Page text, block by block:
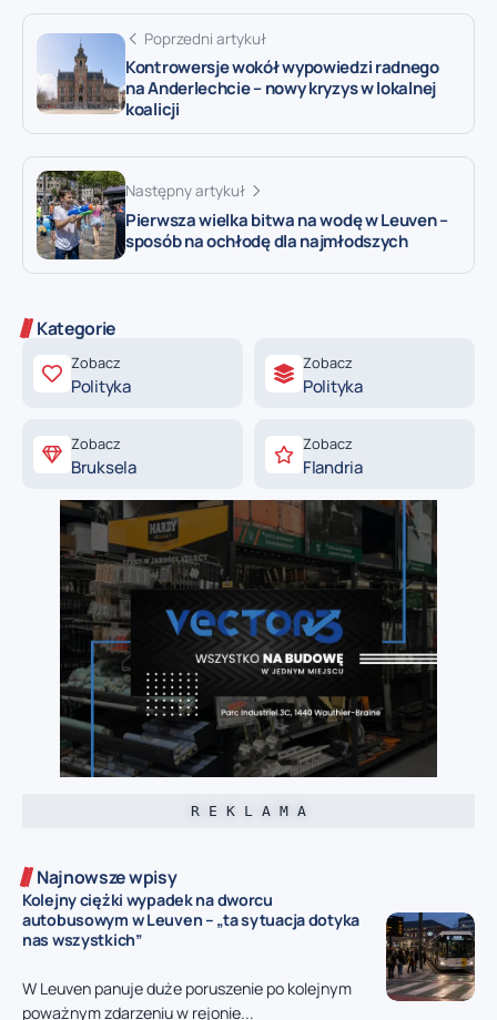
Poprzedni artykuł
Kontrowersje wokół wypowiedzi radnego
na Anderlechcie – nowy kryzys w lokalnej
koalicji
Następny artykuł
Pierwsza wielka bitwa na wodę w Leuven –
sposób na ochłodę dla najmłodszych
Kategorie
Zobacz
Polityka
Zobacz
Polityka
Zobacz
Bruksela
Zobacz
Flandria
R E K L A M A
Najnowsze wpisy
Kolejny ciężki wypadek na dworcu
autobusowym w Leuven – „ta sytuacja dotyka
nas wszystkich”
W Leuven panuje duże poruszenie po kolejnym
poważnym zdarzeniu w rejonie...